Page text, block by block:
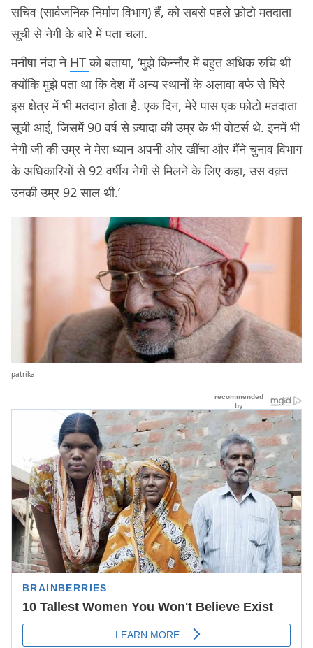
सचिव (सार्वजनिक निर्माण विभाग) हैं, को सबसे पहले फ़ोटो मतदाता
सूची से नेगी के बारे में पता चला.
मनीषा नंदा ने HTको बताया, ‘मुझे किन्नौर में बहुत अधिक रुचि थी
क्योंकि मुझे पता था कि देश में अन्य स्थानों के अलावा बर्फ से घिरे
इस क्षेत्र में भी मतदान होता है. एक दिन, मेरे पास एक फ़ोटो मतदाता
सूची आई, जिसमें 90 वर्ष से ज़्यादा की उम्र के भी वोटर्स थे. इनमें भी
नेगी जी की उम्र ने मेरा ध्यान अपनी ओर खींचा और मैंने चुनाव विभाग
के अधिकारियों से 92 वर्षीय नेगी से मिलने के लिए कहा, उस वक़्त
उनकी उम्र 92 साल थी.’
patrika